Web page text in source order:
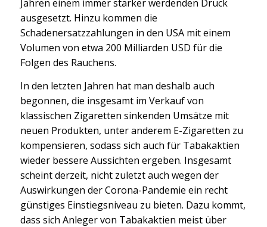
Jahren einem immer stärker werdenden Druck
ausgesetzt. Hinzu kommen die
Schadenersatzzahlungen in den USA mit einem
Volumen von etwa 200 Milliarden USD für die
Folgen des Rauchens.
In den letzten Jahren hat man deshalb auch
begonnen, die insgesamt im Verkauf von
klassischen Zigaretten sinkenden Umsätze mit
neuen Produkten, unter anderem E-Zigaretten zu
kompensieren, sodass sich auch für Tabakaktien
wieder bessere Aussichten ergeben. Insgesamt
scheint derzeit, nicht zuletzt auch wegen der
Auswirkungen der Corona-Pandemie ein recht
günstiges Einstiegsniveau zu bieten. Dazu kommt,
dass sich Anleger von Tabakaktien meist über